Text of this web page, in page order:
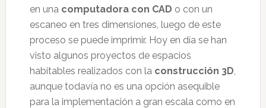
en una computadora con CAD o con un
escaneo en tres dimensiones, luego de este
proceso se puede imprimir. Hoy en día se han
visto algunos proyectos de espacios
habitables realizados con la construcción 3D,
aunque todavía no es una opción asequible
para la implementación a gran escala como en